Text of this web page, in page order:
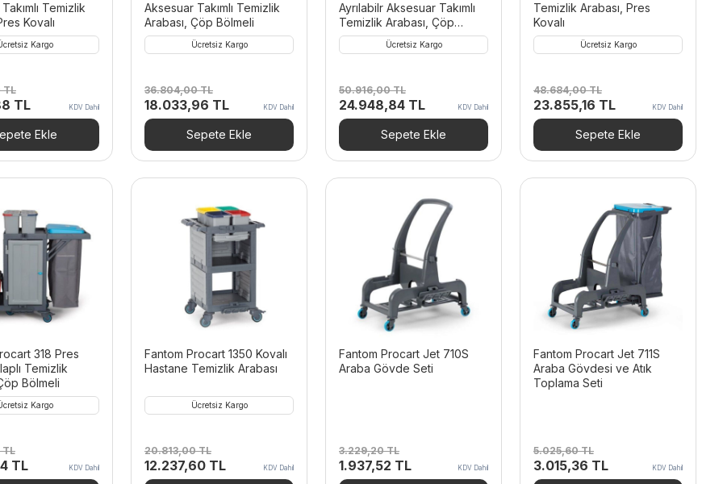
Temizlik
Kovalı
Kargo
TL
TL.
TLŞu
andaki
fiyat:
17.057,88 TL.
KDV Dahil
Ekle
Aksesuar Takımlı Temizlik
Arabası, Çöp Bölmeli
Ücretsiz Kargo
36.804,00TL
Orijinal
fiyat:
36.804,00 TL.
18.033,96 TLŞu
andaki
fiyat:
18.033,96 TL.
KDV Dahil
Sepete Ekle
Ayrılabilr Aksesuar Takımlı
Temizlik Arabası, Çöp
Bölmeli
Ücretsiz Kargo
50.916,00TL
Orijinal
fiyat:
50.916,00 TL.
24.948,84 TLŞu
andaki
fiyat:
24.948,84 TL.
KDV Dahil
Sepete Ekle
Temizlik Arabası, Pres
Kovalı
Ücretsiz Kargo
48.684,00TL
Orijinal
fiyat:
48.684,00 TL.
23.855,16 TLŞu
andaki
fiyat:
23.855,16 TL.
KDV Dahil
Sepete Ekle
318 Pres
Temizlik
Bölmeli
Kargo
TL
TLŞu
andaki
KDV Dahil
Fantom Procart 1350 Kovalı
Hastane Temizlik Arabası
Ücretsiz Kargo
20.813,00TL
Orijinal
fiyat:
12.237,60 TLŞu
andaki
KDV Dahil
Fantom Procart Jet 710S
Araba Gövde Seti
3.229,20TL
Orijinal
fiyat:
1.937,52 TLŞu
andaki
KDV Dahil
Fantom Procart Jet 711S
Araba Gövdesi ve Atık
Toplama Seti
5.025,60TL
Orijinal
fiyat:
3.015,36 TLŞu
andaki
KDV Dahil